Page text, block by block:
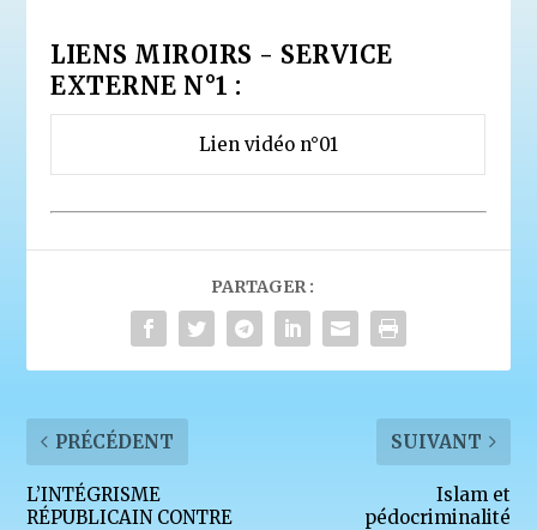
LIENS MIROIRS - SERVICE
EXTERNE N°1 :
Lien vidéo n°01
PARTAGER :
PRÉCÉDENT
L’INTÉGRISME
RÉPUBLICAIN CONTRE
SUIVANT
Islam et
pédocriminalité